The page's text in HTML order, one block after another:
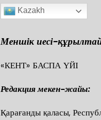
Kazakh
Меншік иесі-
«КЕНТ» БАСПА ҮЙІ
Редакция мекен-жайы:
Қарағанды қаласы,